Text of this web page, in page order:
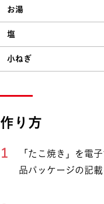
お湯
塩
小ねぎ
作り方
「たこ焼き」を電
品パッケージの記載